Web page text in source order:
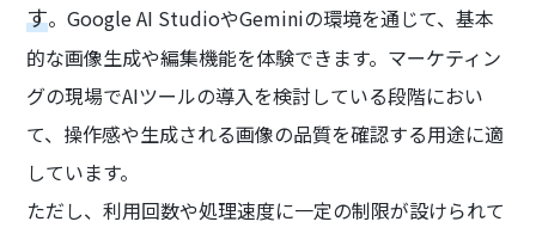
す。Google AI StudioやGeminiの環境を通じて、基本
的な画像生成や編集機能を体験できます。マーケティン
グの現場でAIツールの導入を検討している段階におい
て、操作感や生成される画像の品質を確認する用途に適
しています。
ただし、利用回数や処理速度に一定の制限が設けられて